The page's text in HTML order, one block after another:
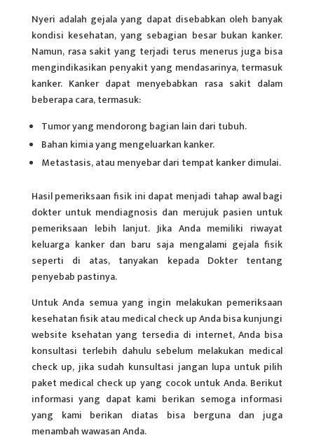
Nyeri adalah gejala yang dapat disebabkan oleh banyak
kondisi kesehatan, yang sebagian besar bukan kanker.
Namun, rasa sakit yang terjadi terus menerus juga bisa
mengindikasikan penyakit yang mendasarinya, termasuk
kanker. Kanker dapat menyebabkan rasa sakit dalam
beberapa cara, termasuk:
Tumor yang mendorong bagian lain dari tubuh.
Bahan kimia yang mengeluarkan kanker.
Metastasis, atau menyebar dari tempat kanker dimulai.
Hasil pemeriksaan fisik ini dapat menjadi tahap awal bagi
dokter untuk mendiagnosis dan merujuk pasien untuk
pemeriksaan lebih lanjut. Jika Anda memiliki riwayat
keluarga kanker dan baru saja mengalami gejala fisik
seperti di atas, tanyakan kepada Dokter tentang
penyebab pastinya.
Untuk Anda semua yang ingin melakukan pemeriksaan
kesehatan fisik atau medical check up Anda bisa kunjungi
website ksehatan yang tersedia di internet, Anda bisa
konsultasi terlebih dahulu sebelum melakukan medical
check up, jika sudah kunsultasi jangan lupa untuk pilih
paket medical check up yang cocok untuk Anda. Berikut
informasi yang dapat kami berikan semoga informasi
yang kami berikan diatas bisa berguna dan juga
menambah wawasan Anda.